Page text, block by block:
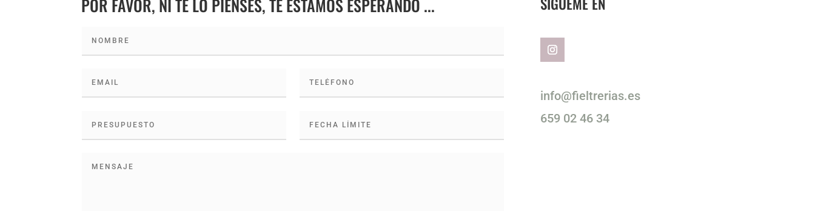
POR FAVOR, NI TE LO PIENSES, TE ESTAMOS ESPERANDO ...
info@fieltrerias.es
659 02 46 34